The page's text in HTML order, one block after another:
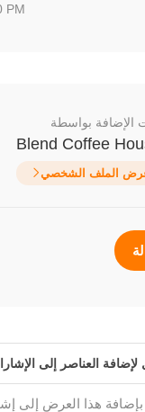
PM
الإضافة بواسطة
Blend Coffee
الملف الشخصي
العناصر إلى